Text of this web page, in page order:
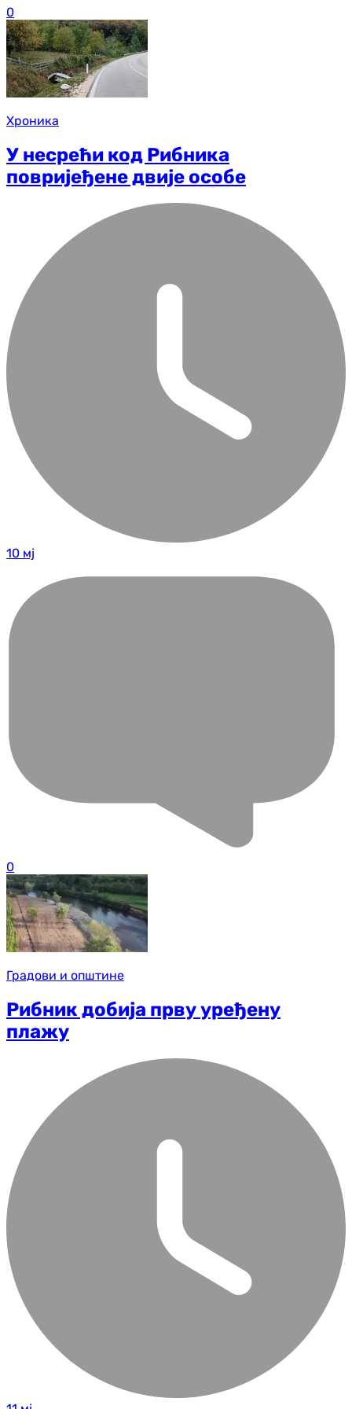
0
Хроника
У несрећи код Рибника
повријеђене двије особе
10 мј
0
Градови и општине
Рибник добија прву уређену
плажу